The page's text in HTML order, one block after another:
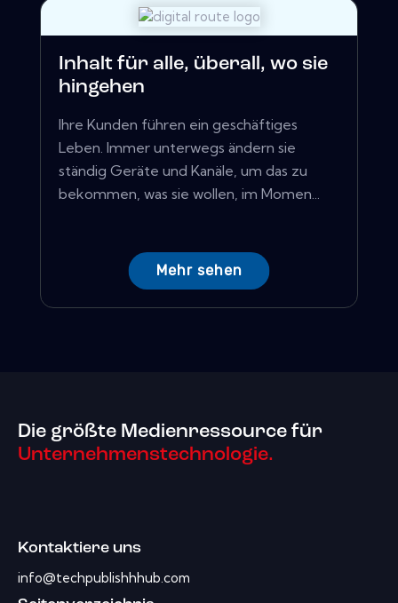
Inhalt für alle, überall, wo sie
hingehen
Ihre Kunden führen ein geschäftiges
Leben. Immer unterwegs ändern sie
ständig Geräte und Kanäle, um das zu
bekommen, was sie wollen, im Momen...
Mehr sehen
Die größte Medienressource für
Unternehmenstechnologie.
Kontaktiere uns
info@techpublishhhub.com